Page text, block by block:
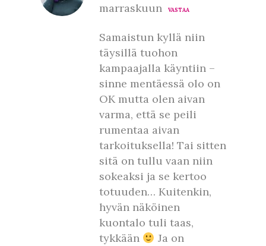
marraskuun
VASTAA
Samaistun kyllä niin
täysillä tuohon
kampaajalla käyntiin –
sinne mentäessä olo on
OK mutta olen aivan
varma, että se peili
rumentaa aivan
tarkoituksella! Tai sitten
sitä on tullu vaan niin
sokeaksi ja se kertoo
totuuden… Kuitenkin,
hyvän näköinen
kuontalo tuli taas,
tykkään
Ja on